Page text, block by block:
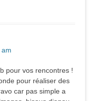
pour vos rencontres !
pour réaliser des
car pas simple a